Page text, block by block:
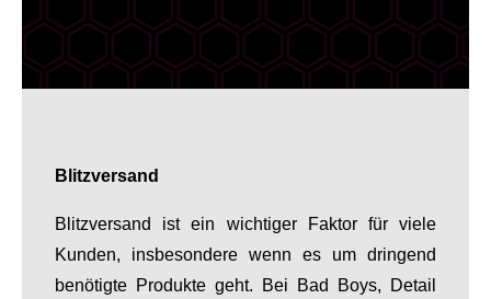
Blitzversand
Blitzversand ist ein wichtiger Faktor für viele
Kunden, insbesondere wenn es um dringend
benötigte Produkte geht. Bei Bad Boys, Detail